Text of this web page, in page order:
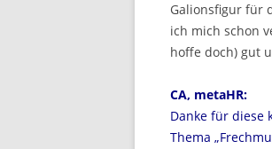
Galionsfigur für
ich mich schon
hoffe doch) gut
CA, metaHR:
Danke für diese
Thema